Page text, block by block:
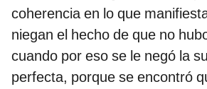
coherencia en lo que
niegan el hecho de que no
cuando por eso se le negó la
perfecta, porque se encontró